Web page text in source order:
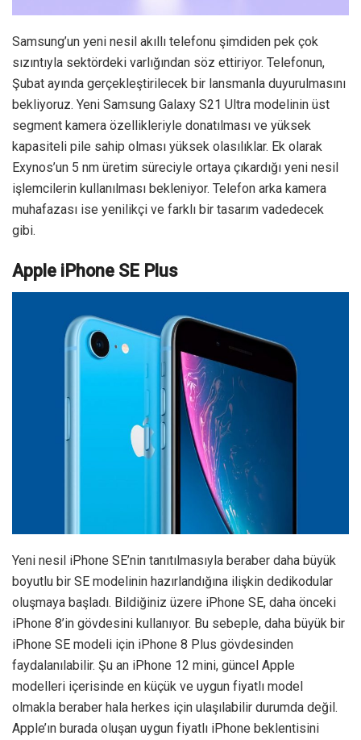
Samsung’un yeni nesil akıllı telefonu şimdiden pek çok
sızıntıyla sektördeki varlığından söz ettiriyor. Telefonun,
Şubat ayında gerçekleştirilecek bir lansmanla duyurulmasını
bekliyoruz. Yeni Samsung Galaxy S21 Ultra modelinin üst
segment kamera özellikleriyle donatılması ve yüksek
kapasiteli pile sahip olması yüksek olasılıklar. Ek olarak
Exynos’un 5 nm üretim süreciyle ortaya çıkardığı yeni nesil
işlemcilerin kullanılması bekleniyor. Telefon arka kamera
muhafazası ise yenilikçi ve farklı bir tasarım vadedecek
gibi.
Apple iPhone SE Plus
Yeni nesil iPhone SE’nin tanıtılmasıyla beraber daha büyük
boyutlu bir SE modelinin hazırlandığına ilişkin dedikodular
oluşmaya başladı. Bildiğiniz üzere iPhone SE, daha önceki
iPhone 8’in gövdesini kullanıyor. Bu sebeple, daha büyük bir
iPhone SE modeli için iPhone 8 Plus gövdesinden
faydalanılabilir. Şu an iPhone 12 mini, güncel Apple
modelleri içerisinde en küçük ve uygun fiyatlı model
olmakla beraber hala herkes için ulaşılabilir durumda değil.
Apple’ın burada oluşan uygun fiyatlı iPhone beklentisini